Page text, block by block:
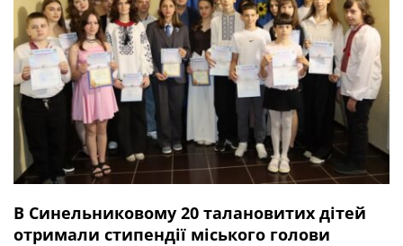
В Синельниковому 20 талановитих дітей
отримали стипендії міського голови